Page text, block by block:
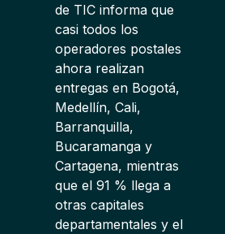
de TIC informa que
casi todos los
operadores postales
ahora realizan
entregas en Bogotá,
Medellín, Cali,
Barranquilla,
Bucaramanga y
Cartagena, mientras
que el 91 % llega a
otras capitales
departamentales y el